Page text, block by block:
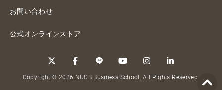
お問い合わせ
公式オンラインストア
Copyright © 2026 NUCB Business School. All Rights Reserved.